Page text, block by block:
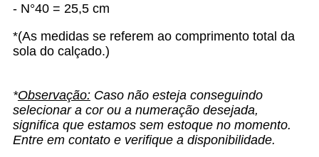
- N°40 = 25,5 cm
*(As medidas se referem ao comprimento total da
sola do calçado.)
*Observação: Caso não esteja conseguindo
selecionar a cor ou a numeraçãodesejada,
significa que estamos sem estoque no momento.
Entre em contato e verifique a disponibilidade.